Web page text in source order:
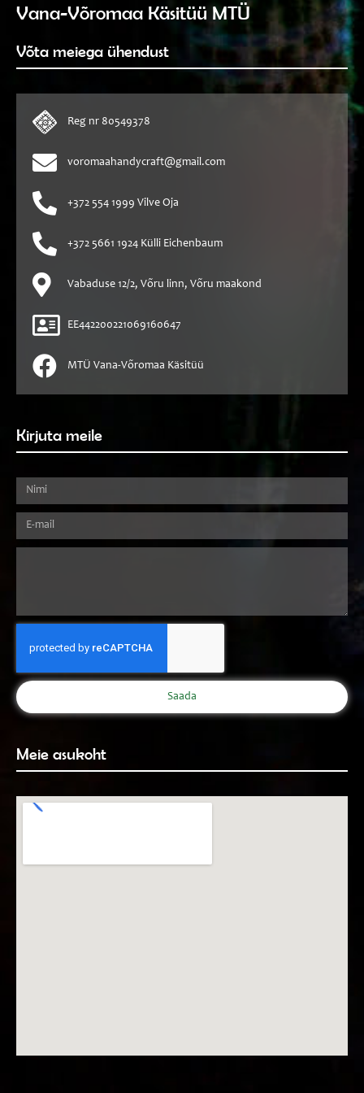
Vana-Võromaa Käsitüü MTÜ
Võta meiega ühendust
Reg nr 80549378
voromaahandycraft@gmail.com
+372 554 1999 Vilve Oja
+372 5661 1924 Külli Eichenbaum
Vabaduse 12/2, Võru linn, Võru maakond
EE442200221069160647
MTÜ Vana-Võromaa Käsitüü
Kirjuta meile
Saada
Meie asukoht